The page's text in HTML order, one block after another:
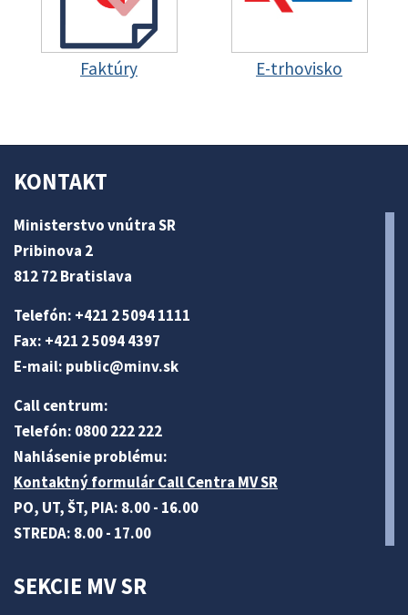
Faktúry E-trhovisko
KONTAKT
Ministerstvo vnútra SR
Pribinova 2
812 72 Bratislava
Telefón: +421 2 5094 1111
Fax: +421 2 5094 4397
E-mail: public@minv.sk
Call centrum:
Telefón: 0800 222 222
Nahlásenie problému:
Kontaktný formulár Call Centra MV SR
PO, UT, ŠT, PIA: 8.00 - 16.00
STREDA: 8.00 - 17.00
SEKCIE MV SR